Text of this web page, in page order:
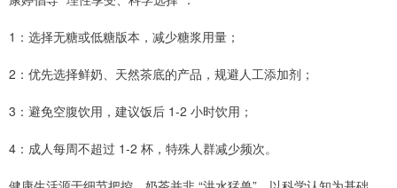
1：选择无糖或低糖版本，减少糖浆用量；
2：优先选择鲜奶、天然茶底的产品，规避人工添加剂；
3：避免空腹饮用，建议饭后 1-2 小时饮用；
4：成人每周不超过 1-2 杯，特殊人群减少频次。